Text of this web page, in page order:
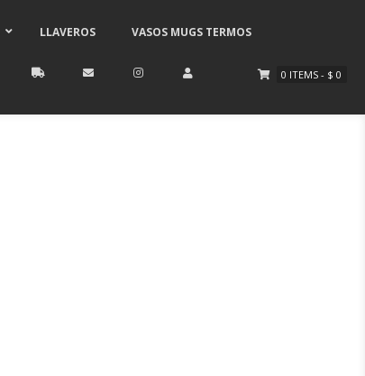
LLAVEROS VASOS MUGS TERMOS
0 ITEMS - $ 0